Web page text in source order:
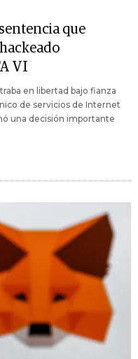
que
VI
en libertad bajo fianza
de servicios de Internet
una decisión importante